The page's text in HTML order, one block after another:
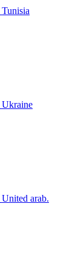
Tunisia
Ukraine
United arab.